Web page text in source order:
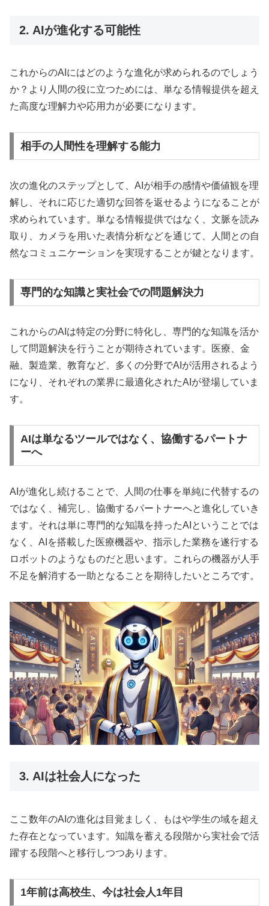
2. AIが進化する可能性
これからのAIにはどのような進化が求められるのでしょう
か？より人間の役に立つためには、単なる情報提供を超え
た高度な理解力や応用力が必要になります。
相手の人間性を理解する能力
次の進化のステップとして、AIが相手の感情や価値観を理
解し、それに応じた適切な回答を返せるようになることが
求められています。単なる情報提供ではなく、文脈を読み
取り、カメラを用いた表情分析などを通じて、人間との自
然なコミュニケーションを実現することが鍵となります。
専門的な知識と実社会での問題解決力
これからのAIは特定の分野に特化し、専門的な知識を活か
して問題解決を行うことが期待されています。医療、金
融、製造業、教育など、多くの分野でAIが活用されるよう
になり、それぞれの業界に最適化されたAIが登場していま
す。
AIは単なるツールではなく、協働するパートナ
ーへ
AIが進化し続けることで、人間の仕事を単純に代替するの
ではなく、補完し、協働するパートナーへと進化していき
ます。それは単に専門的な知識を持ったAIということでは
なく、AIを搭載した医療機器や、指示した業務を遂行する
ロボットのようなものだと思います。これらの機器が人手
不足を解消する一助となることを期待したいところです。
3. AIは社会人になった
ここ数年のAIの進化は目覚ましく、もはや学生の域を超え
た存在となっています。知識を蓄える段階から実社会で活
躍する段階へと移行しつつあります。
1年前は高校生、今は社会人1年目